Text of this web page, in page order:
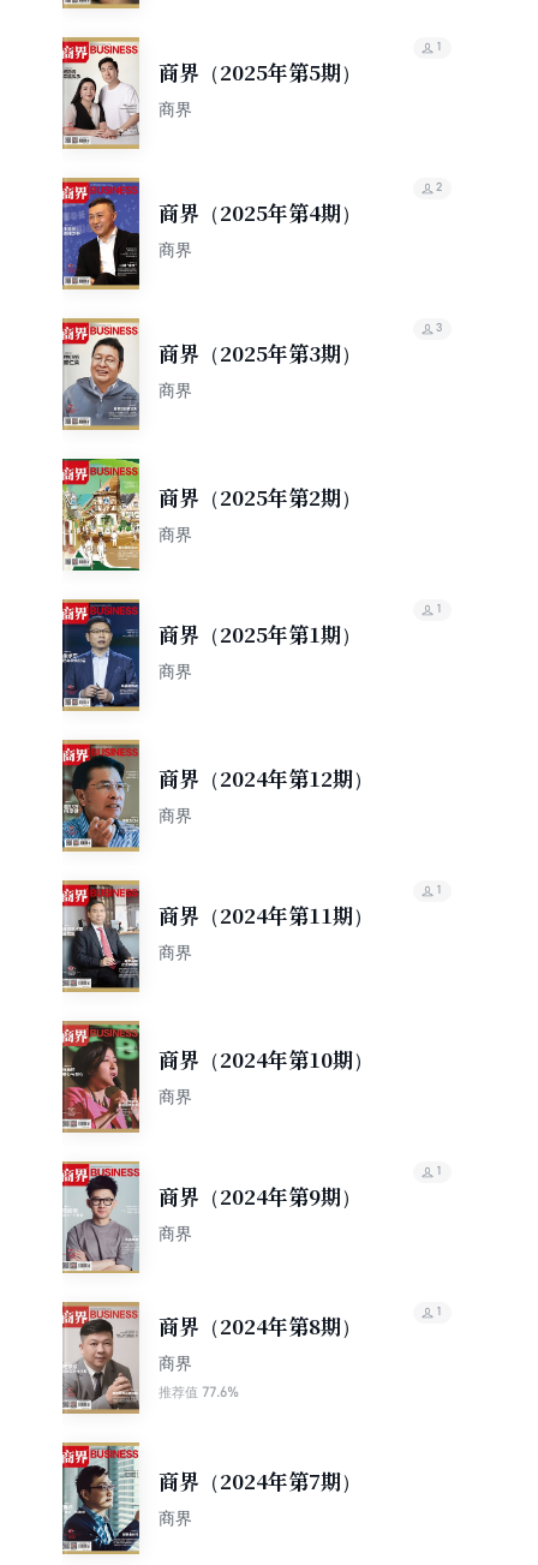
商界（2025年第5期）
商界
1
商界（2025年第4期）
商界
2
商界（2025年第3期）
商界
3
商界（2025年第2期）
商界
商界（2025年第1期）
商界
1
商界（2024年第12期）
商界
商界（2024年第11期）
商界
1
商界（2024年第10期）
商界
商界（2024年第9期）
商界
1
商界（2024年第8期）
商界
推荐值 77.6%
1
商界（2024年第7期）
商界